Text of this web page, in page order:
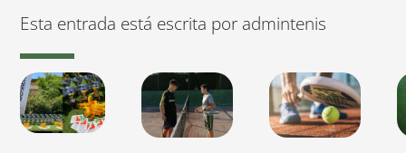
Esta entrada está escrita por admintenis